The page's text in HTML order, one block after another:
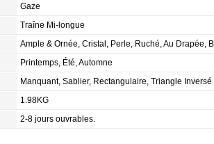
Gaze
Traîne Mi-longue
Ample & Ornée, Cristal, Perle, Ruché, Au Drapée,
Appliques
Printemps, Été, Automne
Manquant, Sablier, Rectangulaire, Triangle Inversé
1.98KG
2-8 jours ouvrables.